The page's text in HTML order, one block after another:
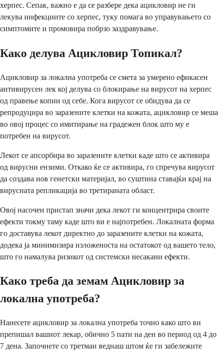
херпес. Сепак, важно е да се разбере дека ацикловир не ги
лекува инфекциите со херпес, туку помага во управувањето со
симптомите и промовира побрзо заздравување.
Како делува Ацикловир Топикал?
Ацикловир за локална употреба се смета за умерено ефикасен
антивирусен лек кој делува со блокирање на вирусот на херпес
од правење копии од себе. Кога вирусот се обидува да се
репродуцира во заразените клетки на кожата, ацикловир се меша
во овој процес со имитирање на градежен блок што му е
потребен на вирусот.
Лекот се апсорбира во заразените клетки каде што се активира
од вирусни ензими. Откако ќе се активира, го спречува вирусот
да создава нов генетски материјал, во суштина ставајќи крај на
вирусната репликација во третираната област.
Овој насочен пристап значи дека лекот ги концентрира своите
ефекти токму таму каде што ви е најпотребен. Локалната форма
го доставува лекот директно до заразените клетки на кожата,
додека ја минимизира изложеноста на остатокот од вашето тело,
што го намалува ризикот од системски несакани ефекти.
Како треба да земам Ацикловир за
локална употреба?
Нанесете ацикловир за локална употреба точно како што ви
препишал вашиот лекар, обично 5 пати на ден во период од 4 до
7 дена. Започнете со третман веднаш штом ќе ги забележите